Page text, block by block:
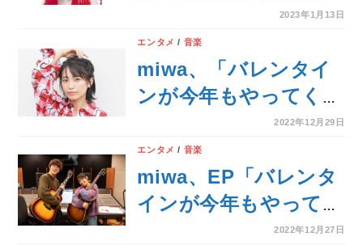
鷹也」先行配信リリー
ス決定！
2023年1月13日
エンタメ / 音楽
miwa、「バレンタイ
ンが今年もやってく
る」初回生産限定盤 特
典映像「miwa special
concert 2022
“REVIVAL”」ティザ
2022年12月29日
エンタメ / 音楽
miwa、EP「バレンタ
インが今年もやってく
る」収録内容決定！ 川
2022年12月27日